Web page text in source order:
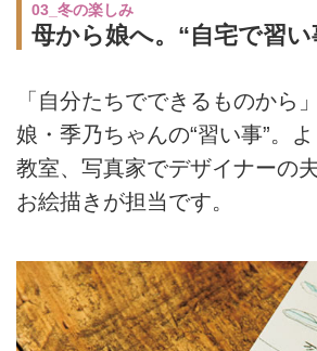
03_冬の楽しみ
母から娘へ。“自宅で習い
「自分たちでできるものから
娘・季乃ちゃんの“習い事”。
教室、写真家でデザイナーの
お絵描きが担当です。